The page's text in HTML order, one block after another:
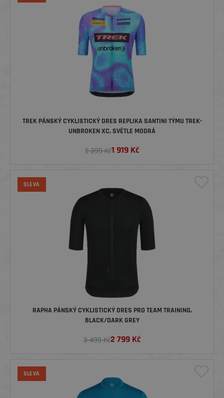
TREK PÁNSKÝ CYKLISTICKÝ DRES REPLIKA SANTINI TÝMU TREK-
UNBROKEN XC, SVĚTLE MODRÁ
2 399 Kč1 919 Kč
SLEVA
RAPHA PÁNSKÝ CYKLISTICKÝ DRES PRO TEAM TRAINING,
BLACK/DARK GREY
3 499 Kč2 799 Kč
SLEVA